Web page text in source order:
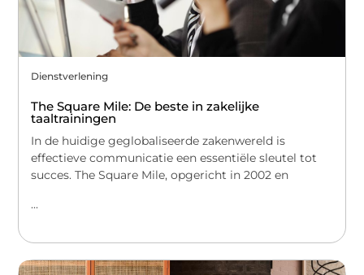
Dienstverlening
The Square Mile: De beste in zakelijke
taaltrainingen
In de huidige geglobaliseerde zakenwereld is
effectieve communicatie een essentiële sleutel tot
succes. The Square Mile, opgericht in 2002 en
...